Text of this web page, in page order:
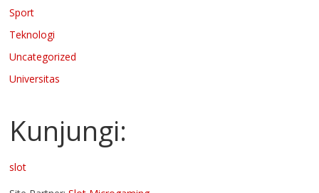
Sport
Teknologi
Uncategorized
Universitas
Kunjungi:
slot